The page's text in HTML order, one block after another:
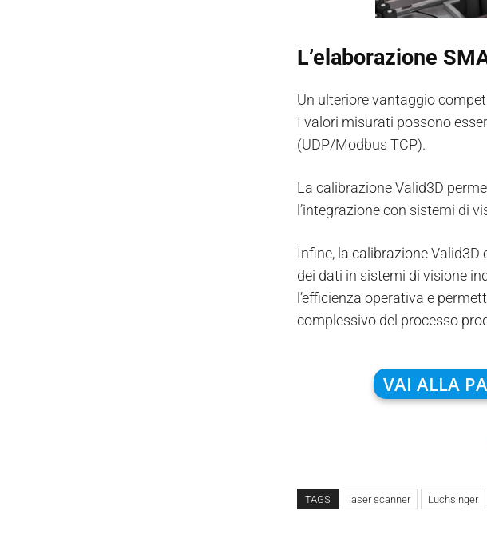
L’elaborazione
Un ulteriore vantaggio
I valori misurati possono
(UDP/Modbus TCP).
La calibrazione Valid3D
l’integrazione con sistemi di
Infine, la calibrazione
dei dati in sistemi di visione
l’efficienza operativa e
complessivo del processo
VAI ALLA
TAGS laser scanner Luchsinger